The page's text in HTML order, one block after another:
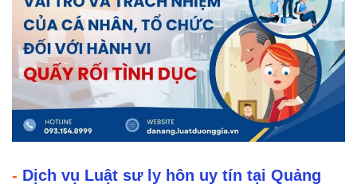
- Dịch vụ Luật sư ly hôn uy tín tại Quảng